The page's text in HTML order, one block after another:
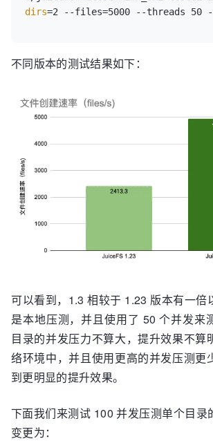
dirs
不同版本的测试结果如下：
可以看到，1.3 相较于 1.23 版本有一倍
是本地压测，并且使用了 50 个并发来
目录的并发压力不算大，提升效果不算
络环境中，并且使用更高的并发压测更
到更明显的提升效果。
下面我们来测试 100 并发压测单个目录
变更为：